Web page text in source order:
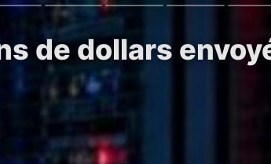
de dollars